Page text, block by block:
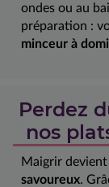
ondes ou au
préparation :
minceur à
Perdez
nos
Maigrir
savoureux.